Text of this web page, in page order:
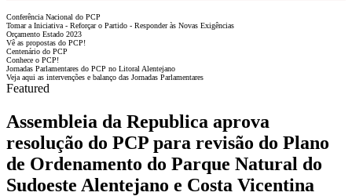
Conferência Nacional do PCP
Tomar a Iniciativa - Reforçar o Partido - Responder às Novas Exigências
Orçamento Estado 2023
Vê as propostas do PCP!
Centenário do PCP
Conhece o PCP!
Jornadas Parlamentares do PCP no Litoral Alentejano
Veja aqui as intervenções e balanço das Jornadas Parlamentares
Featured
Assembleia da Republica aprova
resolução do PCP para revisão do Plano
de Ordenamento do Parque Natural do
Sudoeste Alentejano e Costa Vicentina